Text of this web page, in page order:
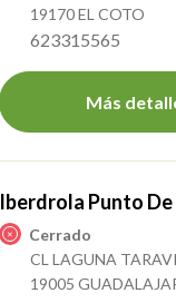
19170 EL COTO
623315565
Más
Iberdrola Punto
Cerrado
CL LAGUNA
19005